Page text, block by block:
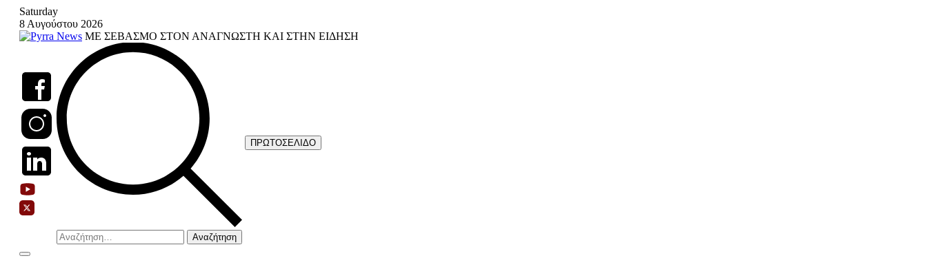
Skip
content
Saturday
8 Αυγούστου 2026
ΜΕ ΣΕΒΑΣΜΟ ΣΤΟΝ ΑΝΑΓΝΩΣΤΗ ΚΑΙ ΣΤΗΝ ΕΙΔΗΣΗ
Αναζήτηση
για:
ΠΡΩΤΟΣΕΛΙΔΟ